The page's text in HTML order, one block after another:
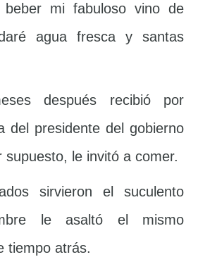
mi fabuloso vino de
agua fresca y santas
después recibió por
del presidente del gobierno
le invitó a comer.
sirvieron el suculento
le asaltó el mismo
tiempo atrás.